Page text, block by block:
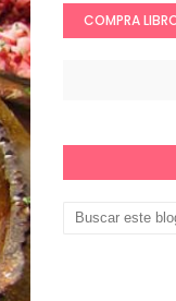
COMPRA